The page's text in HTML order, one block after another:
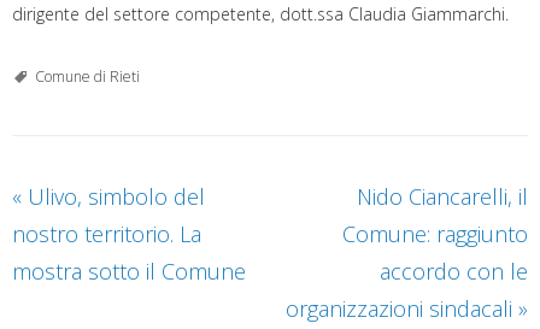
dirigente del settore competente, dott.ssa Claudia Giammarchi.
Comune di Rieti
« Ulivo, simbolo del
nostro territorio. La
mostra sotto il Comune
Nido Ciancarelli, il
Comune: raggiunto
accordo con le
organizzazioni sindacali »